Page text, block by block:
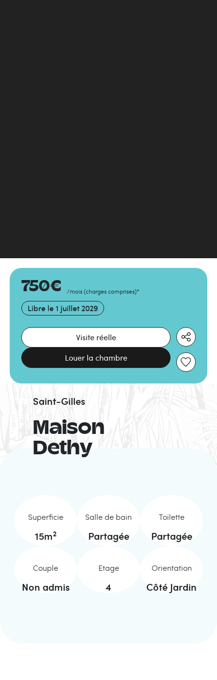
750€ /mois (charges comprises)*
Libre le 1 juillet 2029
Visite réelle
Louer la chambre
Maison
Dethy
Saint-Gilles
Superficie
15m2
Salle de bain
Partagée
Toilette
Partagée
Couple
Non admis
Etage
4
Orientation
Côté Jardin